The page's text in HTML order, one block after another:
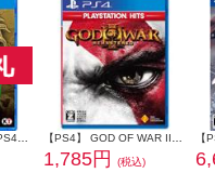
1,785円
(税込)